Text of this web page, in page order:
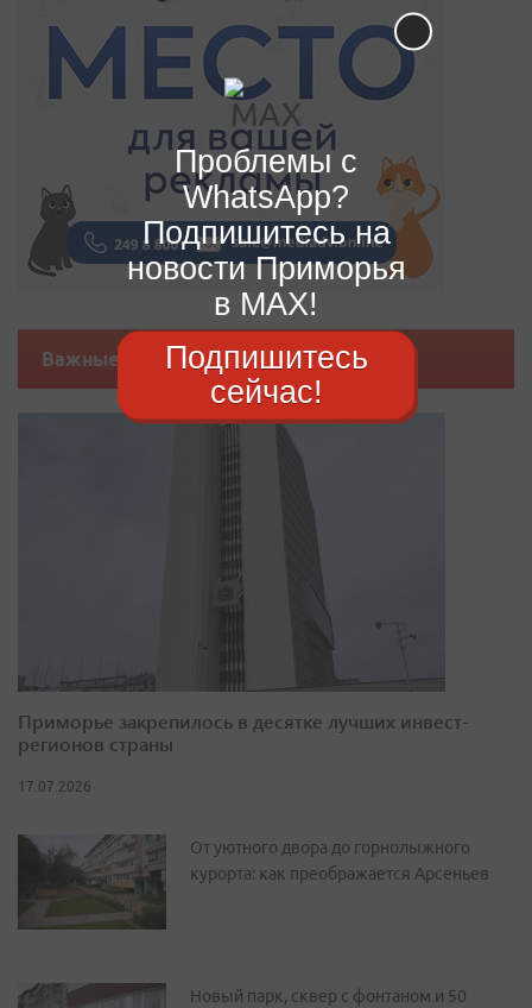
Важные новости
Приморье закрепилось в десятке лучших инвест-
регионов страны
17.07.2026
От уютного двора до горнолыжного
курорта: как преображается Арсеньев
Новый парк, сквер с фонтаном и 50
Проблемы с
WhatsApp?
Подпишитесь на
новости Приморья
в MAX!
Подпишитесь
сейчас!